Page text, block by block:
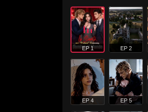
EP 1 EP 2
EP 4 EP 5